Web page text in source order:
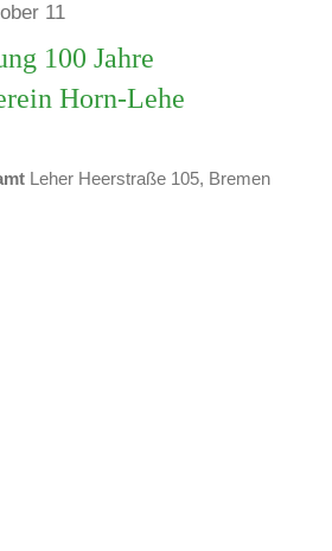
100 Jahre
Horn-Lehe
11
Leher Heerstraße 105, Bremen